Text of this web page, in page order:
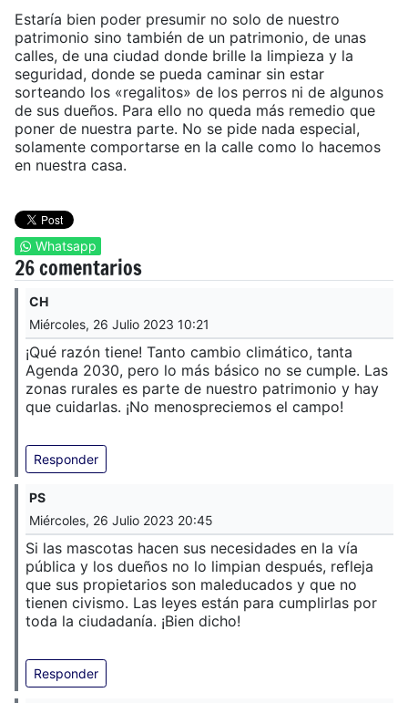
Estaría bien poder presumir no solo de nuestro
patrimonio sino también de un patrimonio, de unas
calles, de una ciudad donde brille la limpieza y la
seguridad, donde se pueda caminar sin estar
sorteando los «regalitos» de los perros ni de algunos
de sus dueños. Para ello no queda más remedio que
poner de nuestra parte. No se pide nada especial,
solamente comportarse en la calle como lo hacemos
en nuestra casa.
Whatsapp
26 comentarios
CH
Miércoles, 26 Julio 2023 10:21
¡Qué razón tiene! Tanto cambio climático, tanta
Agenda 2030, pero lo más básico no se cumple. Las
zonas rurales es parte de nuestro patrimonio y hay
que cuidarlas. ¡No menospreciemos el campo!
Responder
PS
Miércoles, 26 Julio 2023 20:45
Si las mascotas hacen sus necesidades en la vía
pública y los dueños no lo limpian después, refleja
que sus propietarios son maleducados y que no
tienen civismo. Las leyes están para cumplirlas por
toda la ciudadanía. ¡Bien dicho!
Responder